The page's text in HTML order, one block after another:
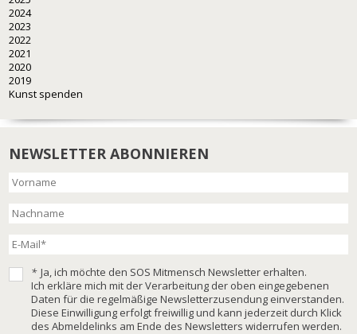
2024
2023
2022
2021
2020
2019
Kunst spenden
NEWSLETTER ABONNIEREN
* Ja, ich möchte den SOS Mitmensch Newsletter erhalten.
Ich erkläre mich mit der Verarbeitung der oben eingegebenen
Daten für die regelmäßige Newsletterzusendung einverstanden.
Diese Einwilligung erfolgt freiwillig und kann jederzeit durch Klick
des Abmeldelinks am Ende des Newsletters widerrufen werden.